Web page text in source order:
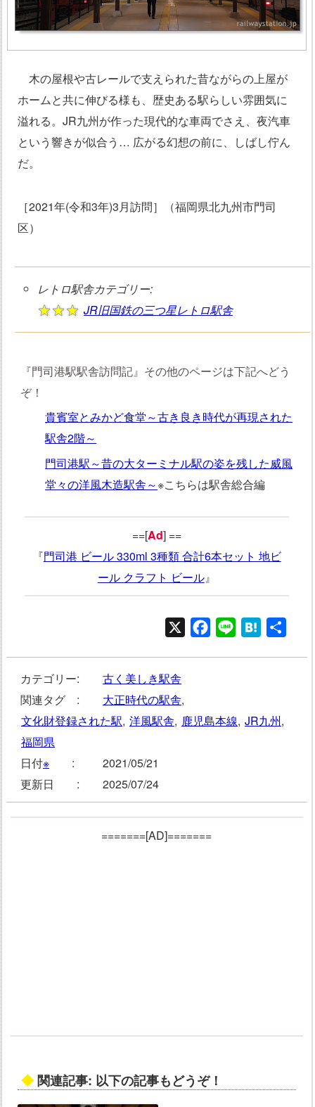
木の屋根や古レールで支えられた昔ながらの上屋が
ホームと共に伸びる様も、歴史ある駅らしい雰囲気に
溢れる。JR九州が作った現代的な車両でさえ、夜汽車
という響きが似合う… 広がる幻想の前に、しばし佇ん
だ。
［2021年(令和3年)3月訪問］（福岡県北九州市門司
区）
レトロ駅舎カテゴリー:
JR旧国鉄の三つ星レトロ駅舎
『門司港駅駅舎訪問記』その他のページは下記へどう
ぞ！
貴賓室とみかど食堂～古き良き時代が再現された
駅舎2階～
門司港駅～昔の大ターミナル駅の姿を残した威風
堂々の洋風木造駅舎～※こちらは駅舎総合編
==[Ad] ==
『門司港 ビール 330ml 3種類 合計6本セット 地ビ
ール クラフト ビール』
Facebook
Line Hatena
カテゴリー:
古く美しき駅舎
関連タグ :
大正時代の駅舎,
文化財登録された駅, 洋風駅舎, 鹿児島本線, JR九州,
福岡県
日付※ :
2021/05/21
更新日 :
2025/07/24
=======[AD]=======
◆関連記事: 以下の記事もどうぞ！